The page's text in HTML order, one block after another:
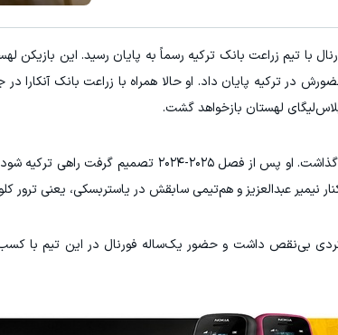
با تیم زراعت بانک ترکیه رسماً به پایان رسید. این بازیکن
در ترکیه پایان داد. او حالا همراه با زراعت بانک آنکارا در
لهستان بازخواهد گشت.
توماس فورنال هفت ماه پرفشار را پشت سر گذاشت. او پس از
نیمیر عبدالعزیز و هم‌تیمی سابقش در یاستربسکی، یعنی ترور
بی‌نقص داشت و حضور یک‌ساله فورنال در این تیم با